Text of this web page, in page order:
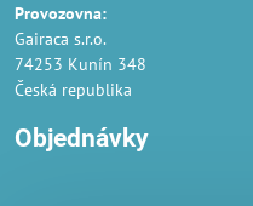
Provozovna:
Gairaca s.r.o.
74253 Kunín 348
Česká republika
Objednávky